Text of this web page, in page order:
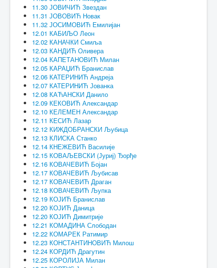
11.30 ЈОВИЧИЋ Звездан
11.31 ЈОВОВИЋ Новак
11.32 ЈОСИМОВИЋ Емилијан
12.01 КАБИЉО Леон
12.02 КАНАЧКИ Смиља
12.03 КАНДИЋ Оливера
12.04 КАПЕТАНОВИЋ Милан
12.05 КАРАЏИЋ Бранислав
12.06 КАТЕРИНИЋ Андреја
12.07 КАТЕРИНИЋ Јованка
12.08 КАЋАНСКИ Данило
12.09 КЕКОВИЋ Александар
12.10 КЕЛЕМЕН Александар
12.11 КЕСИЋ Лазар
12.12 КИЖДОБРАНСКИ Љубица
12.13 КЛИСКА Станко
12.14 КНЕЖЕВИЋ Василије
12.15 КОВАЉЕВСКИ (Јуриј) Ђорђе
12.16 КОВАЧЕВИЋ Бојан
12.17 КОВАЧЕВИЋ Љубисав
12.17 КОВАЧЕВИЋ Драган
12.18 КОВАЧЕВИЋ Љупка
12.19 КОЈИЋ Бранислав
12.20 КОЈИЋ Даница
12.20 КОЈИЋ Димитрије
12.21 КОМАДИНА Слободан
12.22 КОМАРЕК Ратимир
12.23 КОНСТАНТИНОВИЋ Милош
12.24 КОРДИЋ Драгутин
12.25 КОРОЛИЈА Милан